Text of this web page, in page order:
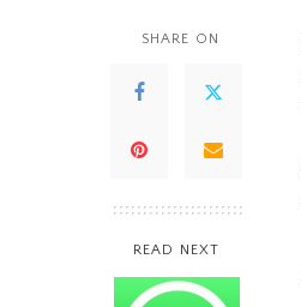
SHARE ON
READ NEXT